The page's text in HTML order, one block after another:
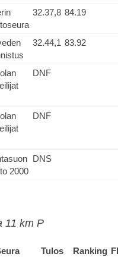
32.37,8 84.19
32.44,1 83.92
DNF
DNF
2000
DNS
11 km P
Tulos Ranking